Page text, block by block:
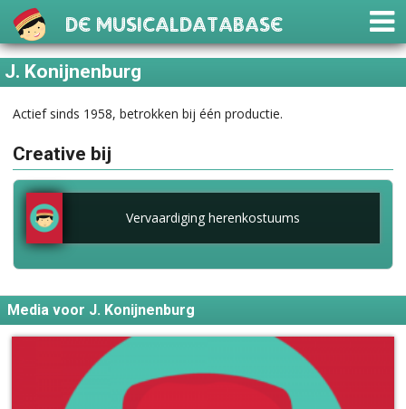
De Musicaldatabase
J. Konijnenburg
Actief sinds 1958, betrokken bij één productie.
Creative bij
Vervaardiging herenkostuums
Media voor J. Konijnenburg